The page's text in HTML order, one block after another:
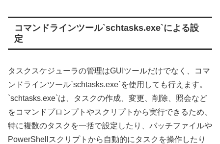
コマンドラインツール`schtasks.exe`による設
定
タスクスケジューラの管理はGUIツールだけでなく、コマ
ンドラインツール`schtasks.exe`を使用しても行えます。
`schtasks.exe`は、タスクの作成、変更、削除、照会など
をコマンドプロンプトやスクリプトから実行できるため、
特に複数のタスクを一括で設定したり、バッチファイルや
PowerShellスクリプトから自動的にタスクを操作したり